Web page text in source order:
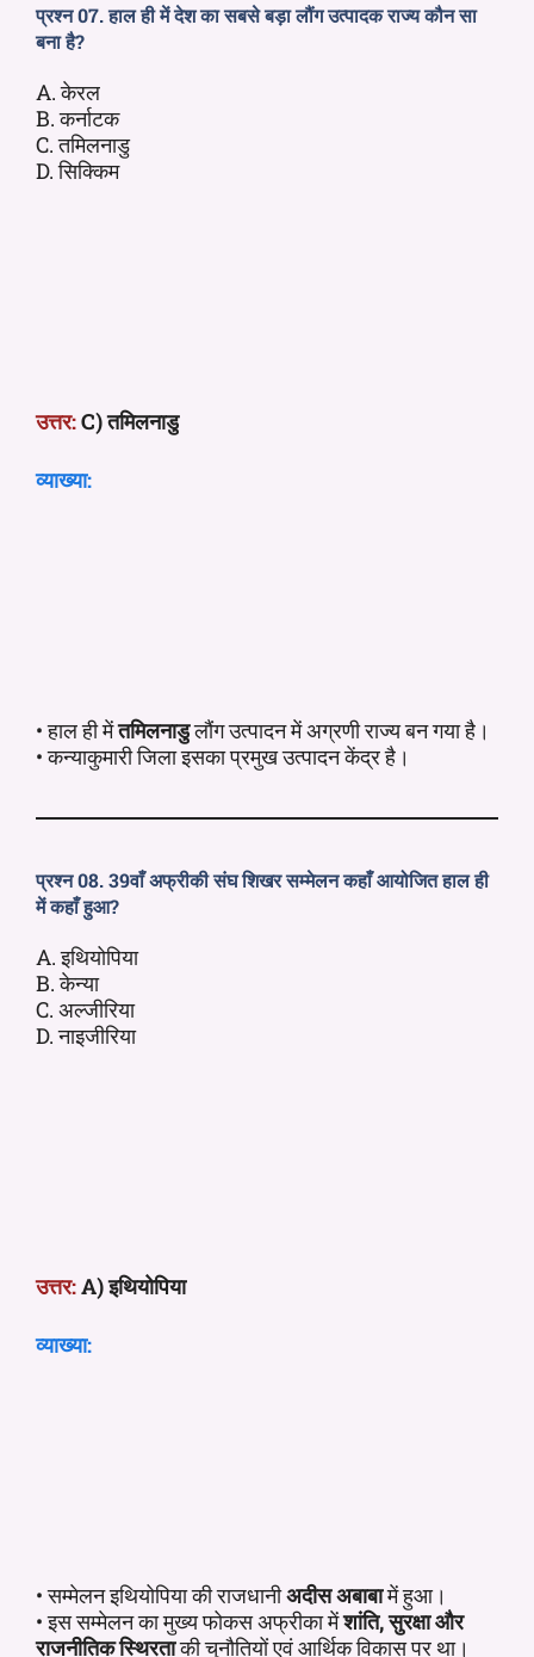
प्रश्न 07. हाल ही में देश का सबसे बड़ा लौंग उत्पादक राज्य कौन सा
बना है?
A. केरल
B. कर्नाटक
C. तमिलनाडु
D. सिक्किम
उत्तर:C) तमिलनाडु
व्याख्या:
• हाल ही मेंतमिलनाडुलौंग उत्पादन में अग्रणी राज्य बन गया है।
• कन्याकुमारी जिला इसका प्रमुख उत्पादन केंद्र है।
प्रश्न 08. 39वाँ अफ्रीकी संघ शिखर सम्मेलन कहाँ आयोजित हाल ही
में कहाँ हुआ?
A. इथियोपिया
B. केन्या
C. अल्जीरिया
D. नाइजीरिया
उत्तर:A) इथियोपिया
व्याख्या:
• सम्मेलन इथियोपिया की राजधानीअदीस अबाबामें हुआ।
• इस सम्मेलन का मुख्य फोकस अफ्रीका मेंशांति, सुरक्षा और
राजनीतिक स्थिरताकी चुनौतियों एवं आर्थिक विकास पर था।